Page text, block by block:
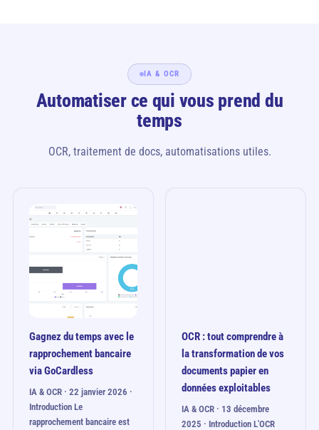
IA & OCR
Automatiser ce qui vous prend du
temps
OCR, traitement de docs, automatisations utiles.
Gagnez du temps avec le
rapprochement bancaire
via GoCardless
IA & OCR · 22 janvier 2026 ·
Introduction Le
rapprochement bancaire est
OCR : tout comprendre à
la transformation de vos
documents papier en
données exploitables
IA & OCR · 13 décembre
2025 · Introduction L'OCR